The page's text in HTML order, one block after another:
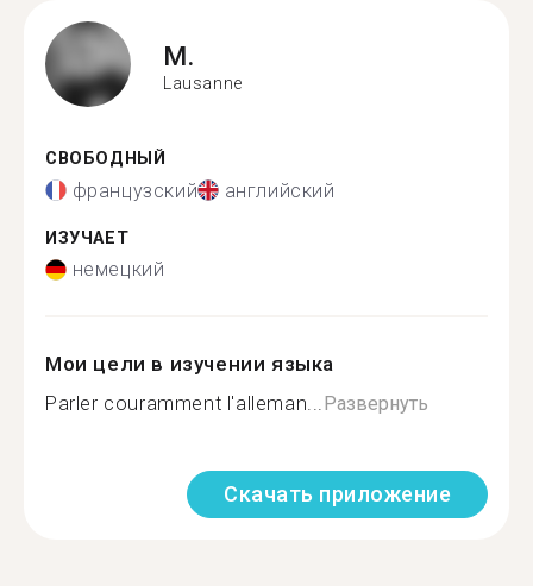
M.
Lausanne
СВОБОДНЫЙ
французский английский
ИЗУЧАЕТ
немецкий
Мои цели в изучении языка
Parler couramment l'alleman...Развернуть
Скачать приложение